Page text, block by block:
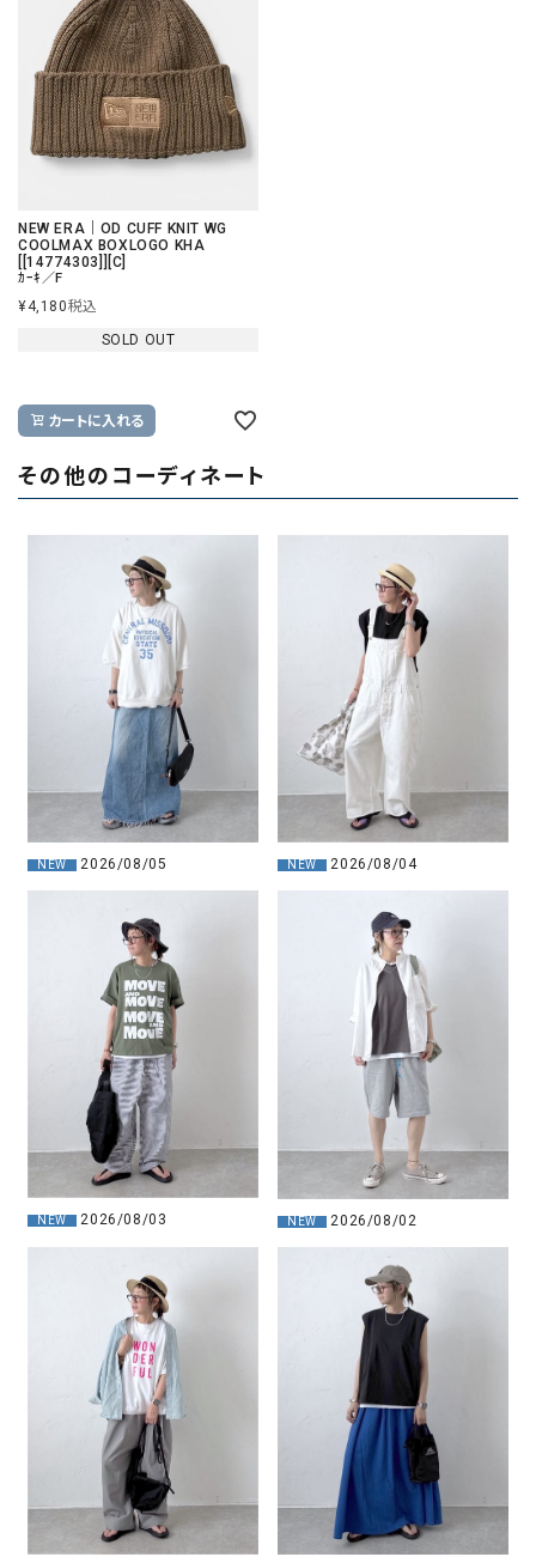
NEW ERA｜OD CUFF KNIT WG
COOLMAX BOXLOGO KHA
[[14774303]][C]
ｶｰｷ／F
¥4,180税込
SOLD OUT
カートに入れる
その他のコーディネート
NEW 2026/08/05 NEW 2026/08/04
NEW 2026/08/03 NEW 2026/08/02